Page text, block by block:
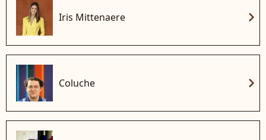
Iris Mittenaere chevron_right
Coluche chevron_right